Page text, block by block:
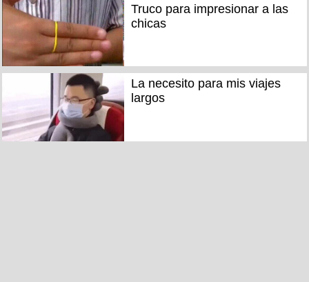
Truco para impresionar a las
chicas
La necesito para mis viajes
largos